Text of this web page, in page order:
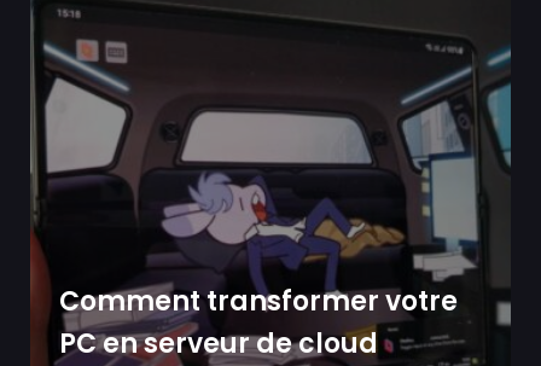
Comment transformer votre
PC en serveur de cloud